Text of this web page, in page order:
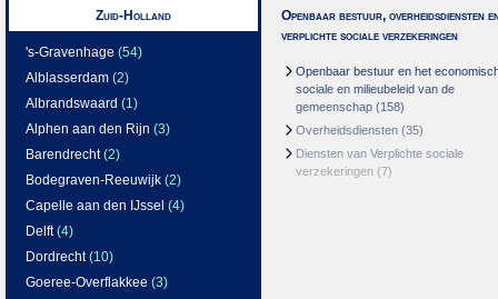
Zuid-Holland
's-Gravenhage (54)
Alblasserdam (2)
Albrandswaard (1)
Alphen aan den Rijn (3)
Barendrecht(2)
Bodegraven-Reeuwijk (2)
Capelle aan den IJssel (4)
Delft(4)
Dordrecht(10)
Goeree-Overflakkee (3)
Openbaar bestuur, overheidsdiensten
verplichte sociale verzekeringen
Openbaar bestuur en het
sociale en milieubeleid van de
gemeenschap (158)
Overheidsdiensten (35)
Diensten van Verplichte sociale
verzekeringen (7)